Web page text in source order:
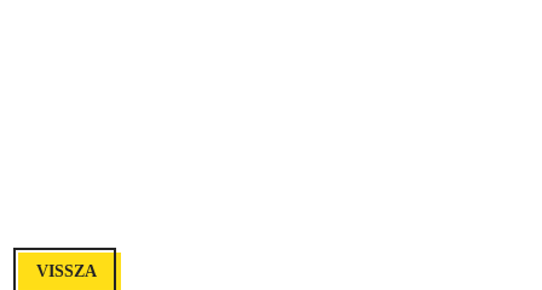
VISSZA